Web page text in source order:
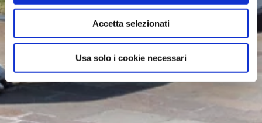
Accetta selezionati
Usa solo i cookie necessari